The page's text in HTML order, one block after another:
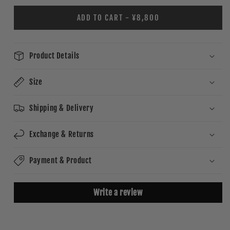
ADD TO CART - ¥8,800
Product Details
Size
Shipping & Delivery
Exchange & Returns
Payment & Product
Write a review